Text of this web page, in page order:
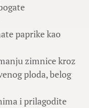
paprike kao
zimnice kroz
ploda, belog
i prilagodite